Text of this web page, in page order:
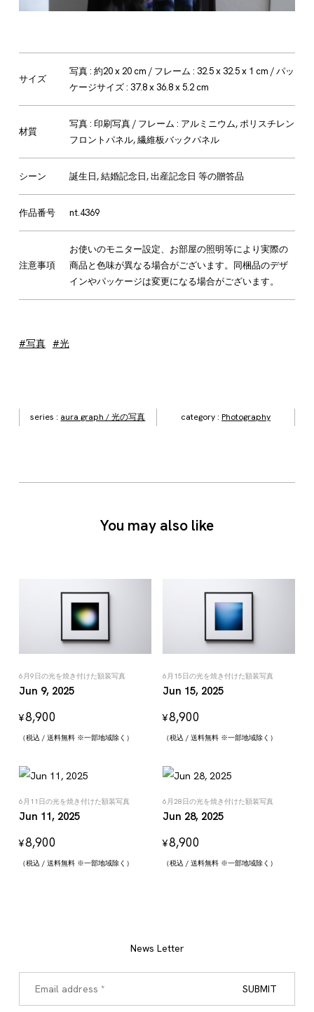
サイズ
写真 : 約20 x 20 cm / フレーム : 32.5 x 32.5 x 1 cm / パッ
ケージサイズ : 37.8 x 36.8 x 5.2 cm
材質
写真 : 印刷写真 / フレーム : アルミニウム, ポリスチレン
フロントパネル, 繊維板バックパネル
シーン 誕生日, 結婚記念日, 出産記念日 等の贈答品
作品番号 nt.4369
注意事項
お使いのモニター設定、お部屋の照明等により実際の
商品と色味が異なる場合がございます。同梱品のデザ
インやパッケージは変更になる場合がございます。
#写真 #光
series : aura graph / 光の写真 category :Photography
You may also like
6月9日の光を焼き付けた額装写真
Jun 9, 2025
¥8,900
（税込 / 送料無料 ※一部地域除く）
6月15日の光を焼き付けた額装写真
Jun 15, 2025
¥8,900
（税込 / 送料無料 ※一部地域除く）
6月11日の光を焼き付けた額装写真
Jun 11, 2025
¥8,900
（税込 / 送料無料 ※一部地域除く）
6月28日の光を焼き付けた額装写真
Jun 28, 2025
¥8,900
（税込 / 送料無料 ※一部地域除く）
News Letter